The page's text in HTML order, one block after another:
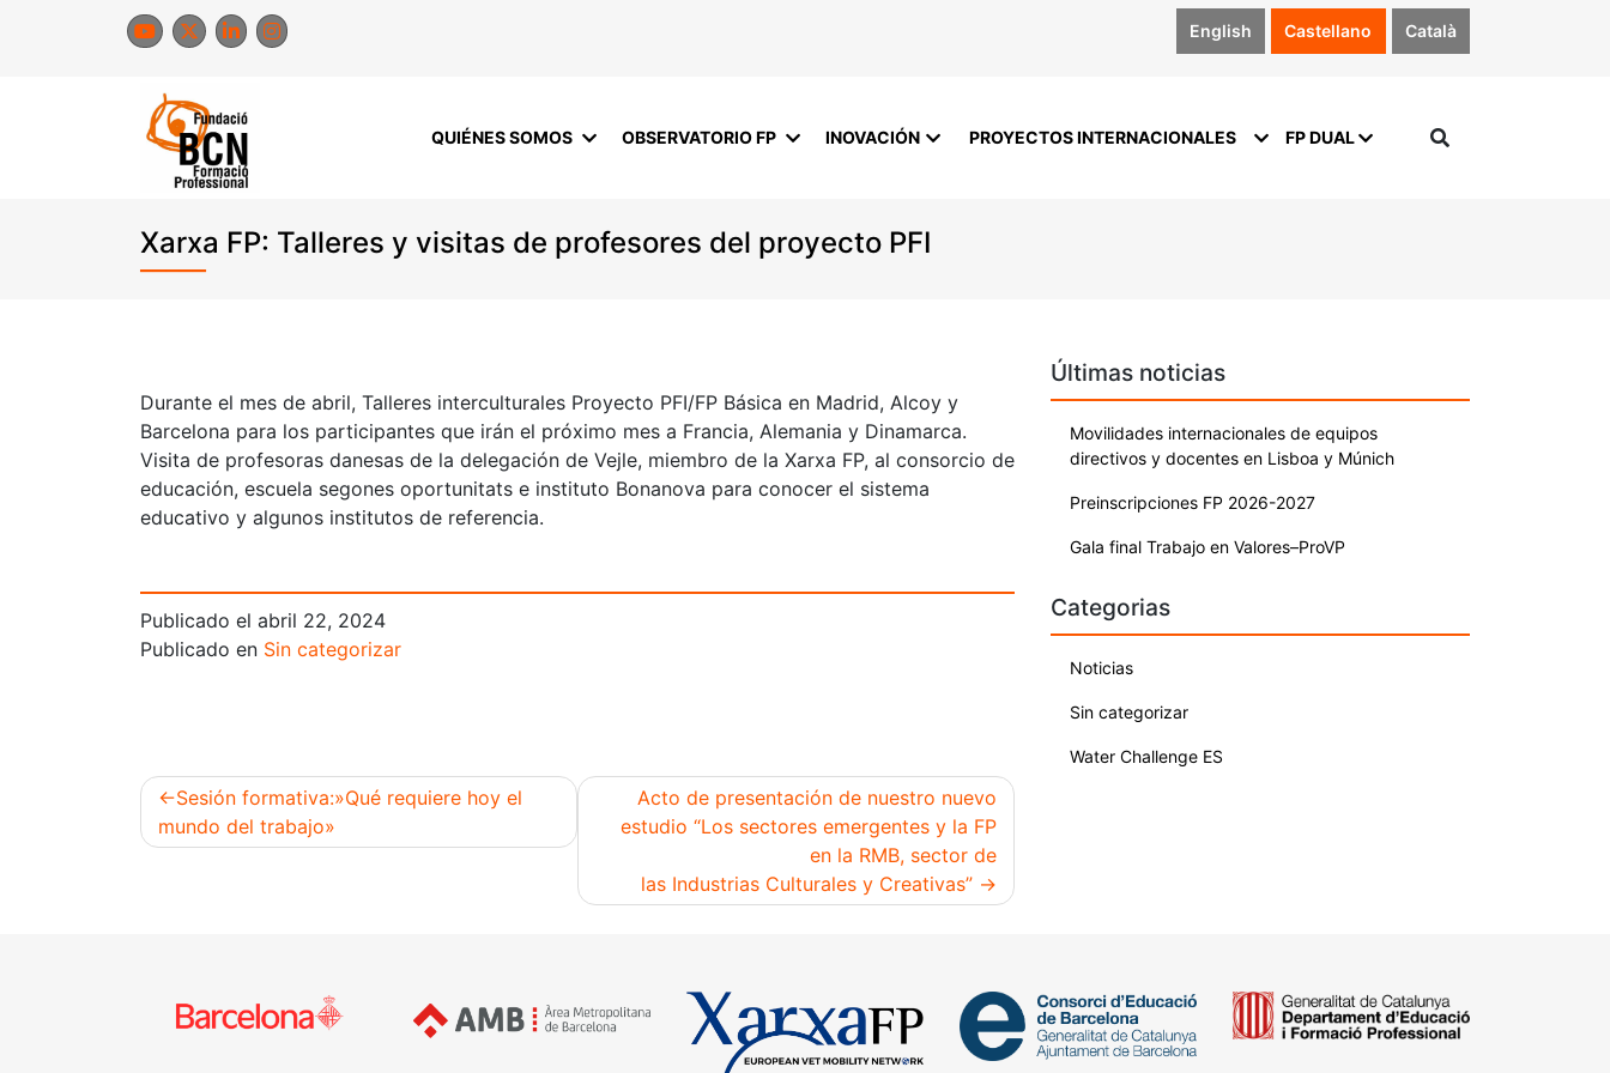
English Castellano Català
Xarxa FP: Talleres y visitas de profesores del proyecto PFI
QUIÉNES SOMOS OBSERVATORIO FP INOVACIÓN PROYECTOS INTERNACIONALES FP DUAL
Durante el mes de abril, Talleres interculturales Proyecto PFI/FP Básica en Madrid, Alcoy y
Barcelona para los participantes que irán el próximo mes a Francia, Alemania y Dinamarca.
Visita de profesoras danesas de la delegación de Vejle, miembro de la Xarxa FP, al consorcio de
educación, escuela segones oportunitats e instituto Bonanova para conocer el sistema
educativo y algunos institutos de referencia.
Publicado el abril 22, 2024
Publicado en Sin categorizar
Navegación
Sesión formativa:»Qué requiere hoy el
mundo del trabajo»
Acto de presentación de nuestro nuevo
estudio “Los sectores emergentes y la FP
en la RMB, sector de
las Industrias Culturales y Creativas”
Últimas noticias
Movilidades internacionales de equipos
directivos y docentes en Lisboa y Múnich
Preinscripciones FP 2026-2027
Gala final Trabajo en Valores–ProVP
Categorias
Noticias
Sin categorizar
Water Challenge ES